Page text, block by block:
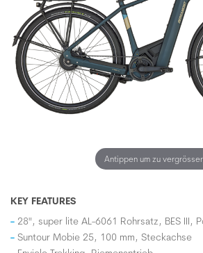
Antippen um zu
KEY FEATURES
28", super lite AL-6061 Rohrsatz, BES III,
Suntour Mobie 25, 100 mm, Steckachse